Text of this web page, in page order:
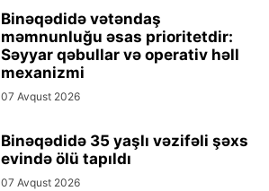
Binəqədidə vətəndaş
məmnunluğu əsas prioritetdir:
Səyyar qəbullar və operativ həll
mexanizmi
07 Avqust 2026
Binəqədidə 35 yaşlı vəzifəli şəxs
evində ölü tapıldı
07 Avqust 2026